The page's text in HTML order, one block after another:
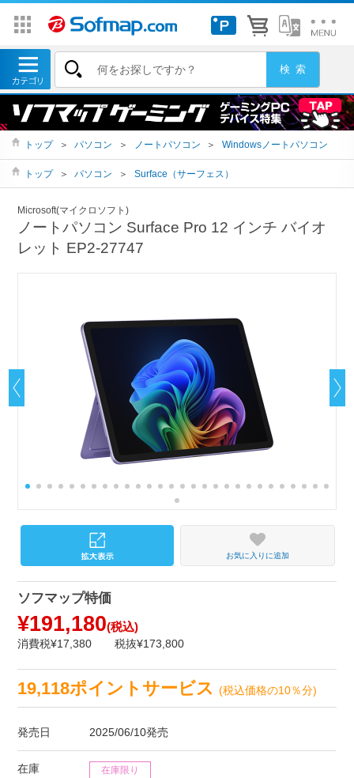
トップ ＞ パソコン ＞ ノートパソコン ＞ Windowsノートパソコン
トップ ＞ パソコン ＞ Surface（サーフェス）
Microsoft(マイクロソフト)
ノートパソコン Surface Pro 12 インチ バイオ
レット EP2-27747
お気に入りに追加
ソフマップ特価
¥191,180(税込)
消費税¥17,380 税抜¥173,800
19,118ポイントサービス(税込価格の10％分)
発売日 2025/06/10発売
在庫 在庫限り